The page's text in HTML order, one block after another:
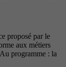
proposé par le
aux métiers
programme : la